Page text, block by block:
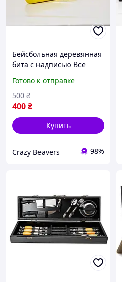
Бейсбольная деревянная
бита с надписью Все
см
Готово к отправке
400₴
500 ₴
Купить
Crazy Beavers 98%